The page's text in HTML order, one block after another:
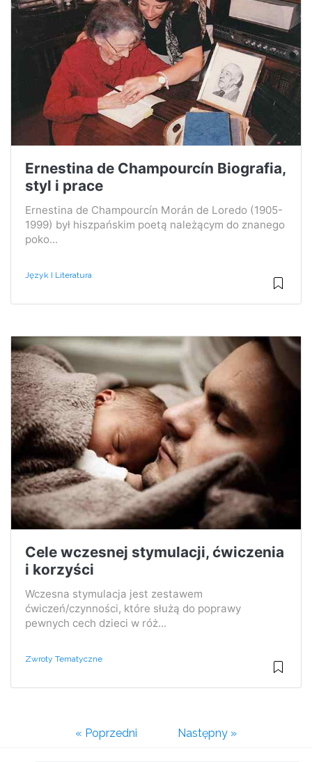
Ernestina de Champourcín Biografia,
styl i prace
Ernestina de Champourcín Morán de Loredo (1905-
1999) był hiszpańskim poetą należącym do znanego
poko...
Język I Literatura
Cele wczesnej stymulacji, ćwiczenia
i korzyści
Wczesna stymulacja jest zestawem
ćwiczeń/czynności, które służą do poprawy
pewnych cech dzieci w róż...
Zwroty Tematyczne
« Poprzedni Następny »